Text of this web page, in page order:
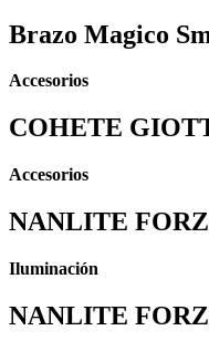
Brazo Magico
Accesorios
COHETE
Accesorios
NANLITE
Iluminación
NANLITE